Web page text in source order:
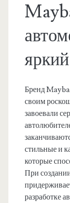
Бренд
своим
завоевали
стильные и
которые
При
разработке